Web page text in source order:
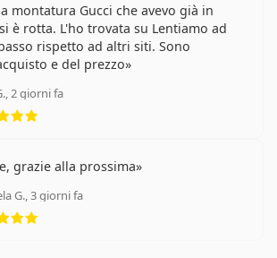
montatura Gucci che avevo già in
è rotta. L'ho trovata su Lentiamo ad
rispetto ad altri siti. Sono
e del prezzo
2 giorni fa
grazie alla prossima
G., 3 giorni fa
valutazione 5 di 5